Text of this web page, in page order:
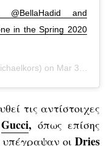
and
in the Spring 2020
on Mar 3, 2020 at 9:00am PST
τις αντίστοιχες
Gucci, όπως επίσης
υπέγραψαν οι Dries